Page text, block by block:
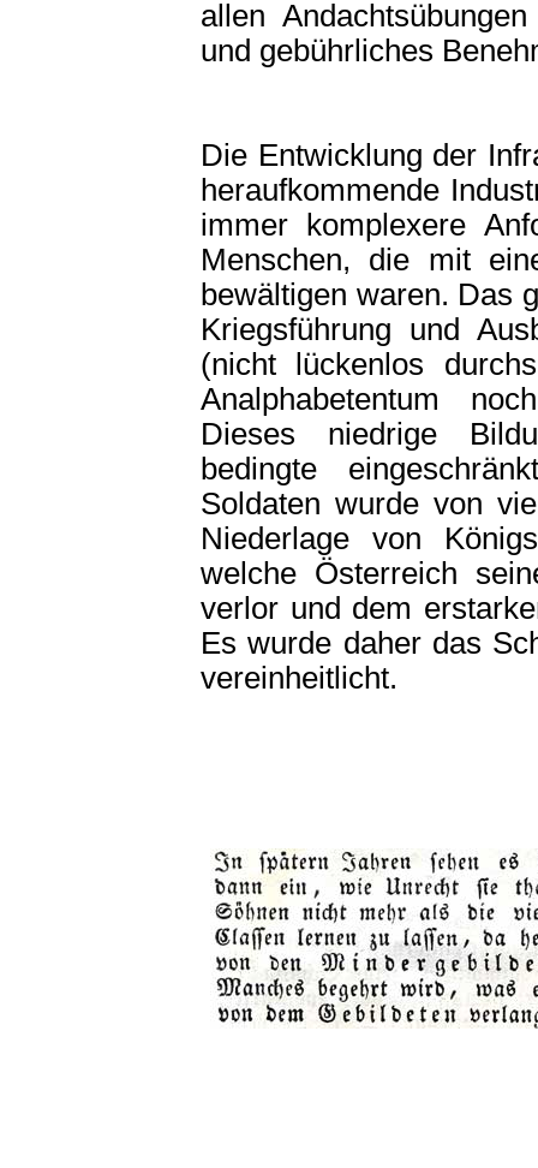
allen
und gebührliches
Die Entwicklung der
heraufkommende
immer komplexere
Menschen, die mit
bewältigen waren. Das
Kriegsführung und
(nicht lückenlos
Analphabetentum
Dieses niedrige
bedingte
Soldaten wurde von
Niederlage von
welche Österreich
verlor und dem
Es wurde daher das
vereinheitlicht.